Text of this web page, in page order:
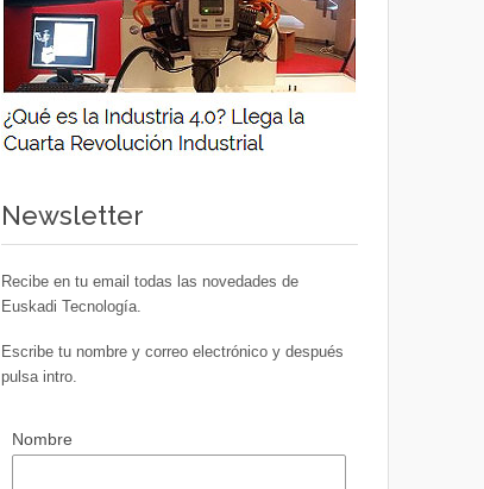
Newsletter
Recibe en tu email todas las novedades de
Euskadi Tecnología.
Escribe tu nombre y correo electrónico y después
pulsa intro.
Nombre